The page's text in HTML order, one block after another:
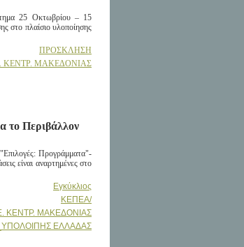
25 Οκτωβρίου – 15
στο πλαίσιο υλοποίησης
ΠΡΟΣΚΛΗΣΗ
ΚΕΝΤΡ. ΜΑΚΕΔΟΝΙΑΣ
το Περιβάλλον
"Επιλογές: Προγράμματα"-
είναι αναρτημένες στο
Εγκύκλιος
ΚΕΠΕΑ/
ΚΕΝΤΡ. ΜΑΚΕΔΟΝΙΑΣ
ΕΛΛΑΔΑΣ